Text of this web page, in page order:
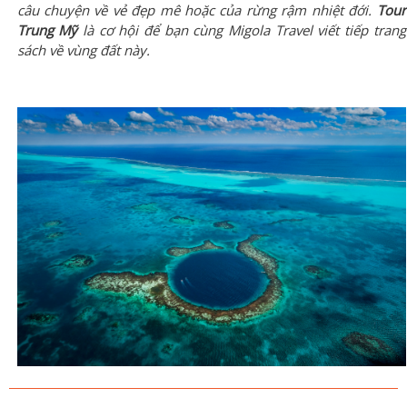
câu chuyện về vẻ đẹp mê hoặc của rừng rậm nhiệt đới. Tour
Trung Mỹlà cơ hội để bạn cùng Migola Travel viết tiếp trang
sách về vùng đất này.